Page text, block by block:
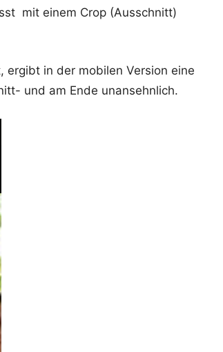
mit einem Crop (Ausschnitt)
ergibt in der mobilen Version eine
und am Ende unansehnlich.